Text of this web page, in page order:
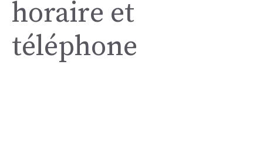
horaire et
téléphone